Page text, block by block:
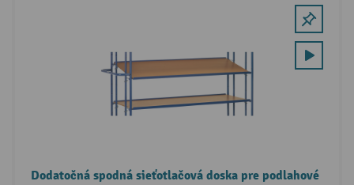
Dodatočná spodná sieťotlačová doska pre podlahové